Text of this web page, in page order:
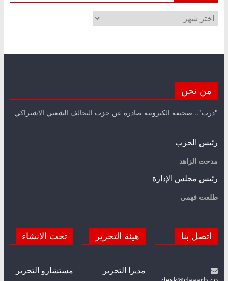
الأرشيف
من نحن
"درب".. صحيفة الكترونية صادرة عن حزب التحالف الشعبي الاشتراكي
رئيس الحزب
مدحت الزاهد
رئيس مجلس الإدارة
طلعت فهمي
اتصل بنا هيئة التحرير
مديرا التحرير
تحت الانشاء
مستشارو التحرير